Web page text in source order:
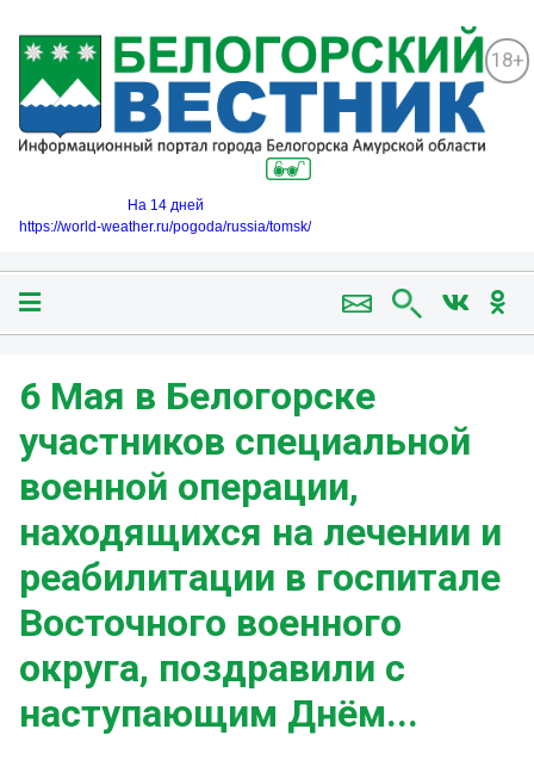
18+
На 14 дней
https://world-weather.ru/pogoda/russia/tomsk/
6 Мая в Белогорске
участников специальной
военной операции,
находящихся на лечении и
реабилитации в госпитале
Восточного военного
округа, поздравили с
наступающим Днём...